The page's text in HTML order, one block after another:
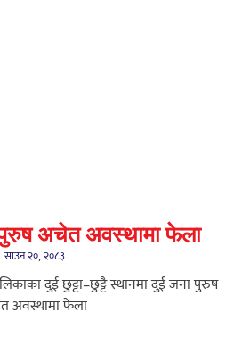
अचेत अवस्थामा फेला
साउन २०, २०८३
दुई छुट्टा–छुट्टै स्थानमा दुई जना पुरुष
अवस्थामा फेला